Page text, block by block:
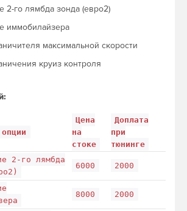
2-го лямбда зонда (евро2)
иммобилайзера
максимальной скорости
круиз контроля
Цена
на
стоке
Доплата
при
тюнинге
2-го лямбда
6000 2000
8000 2000